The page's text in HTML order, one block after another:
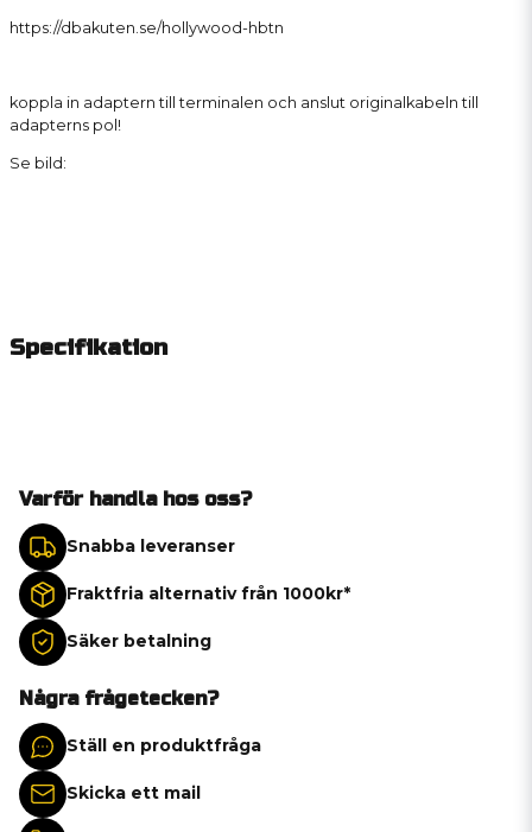
https://dbakuten.se/hollywood-hbtn
koppla in adaptern till terminalen och anslut originalkabeln till
adapterns pol!
Se bild:
Specifikation
Varför handla hos oss?
Snabba leveranser
Fraktfria alternativ från 1000kr*
Säker betalning
Några frågetecken?
Ställ en produktfråga
Skicka ett mail